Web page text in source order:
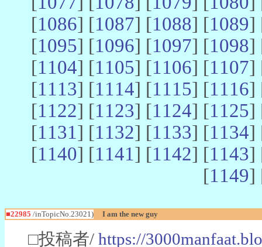
[1086] [1087] [1088] [1089]
[1095] [1096] [1097] [1098]
[1104] [1105] [1106] [1107]
[1113] [1114] [1115] [1116]
[1122] [1123] [1124] [1125]
[1131] [1132] [1133] [1134]
[1140] [1141] [1142] [1143]
[1149]
■22985 /inTopicNo.23021) I am the new guy
□投稿者/ https://